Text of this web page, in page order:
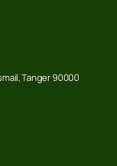
Tanger 90000